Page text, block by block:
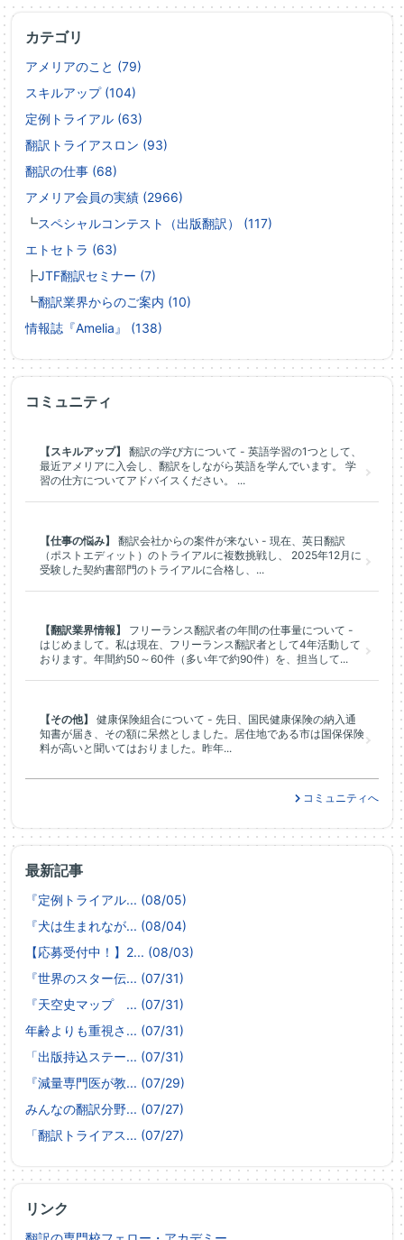
カテゴリ
アメリアのこと (79)
スキルアップ (104)
定例トライアル (63)
翻訳トライアスロン (93)
翻訳の仕事 (68)
アメリア会員の実績 (2966)
┗スペシャルコンテスト（出版翻訳） (117)
エトセトラ (63)
┣JTF翻訳セミナー (7)
┗翻訳業界からのご案内 (10)
情報誌『Amelia』 (138)
最新記事
『定例トライアル... (08/05)
『犬は生まれなが... (08/04)
【応募受付中！】2... (08/03)
『世界のスター伝... (07/31)
『天空史マップ ... (07/31)
年齢よりも重視さ... (07/31)
「出版持込ステー... (07/31)
『減量専門医が教... (07/29)
みんなの翻訳分野... (07/27)
「翻訳トライアス... (07/27)
リンク
コミュニティ
【スキルアップ】
翻訳の学び方について - 英語学習の1つとして、
最近アメリアに入会し、翻訳をしながら英語を学んでいます。 学
習の仕方についてアドバイスください。 ...
【仕事の悩み】
翻訳会社からの案件が来ない - 現在、英日翻訳
（ポストエディット）のトライアルに複数挑戦し、 2025年12月に
受験した契約書部門のトライアルに合格し、...
【翻訳業界情報】
フリーランス翻訳者の年間の仕事量について -
はじめまして。私は現在、フリーランス翻訳者として4年活動して
おります。年間約50～60件（多い年で約90件）を、担当して...
【その他】
健康保険組合について - 先日、国民健康保険の納入通
知書が届き、その額に呆然としました。居住地である市は国保保険
料が高いと聞いてはおりました。昨年...
コミュニティへ